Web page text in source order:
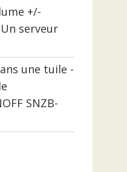
+/-
serveur
une tuile -
SNZB-